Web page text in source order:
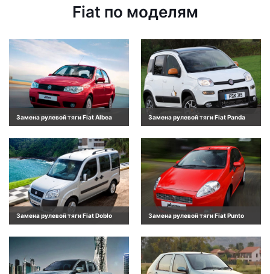
Fiat по моделям
Замена рулевой тяги Fiat Albea Замена рулевой тяги Fiat Panda
Замена рулевой тяги Fiat Doblo Замена рулевой тяги Fiat Punto